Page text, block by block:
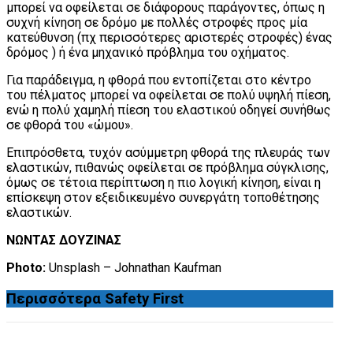
μπορεί να οφείλεται σε διάφορους παράγοντες, όπως η
συχνή κίνηση σε δρόμο με πολλές στροφές προς μία
κατεύθυνση (πχ περισσότερες αριστερές στροφές) ένας
δρόμος ) ή ένα μηχανικό πρόβλημα του οχήματος.
Για παράδειγμα, η φθορά που εντοπίζεται στο κέντρο
του πέλματος μπορεί να οφείλεται σε πολύ υψηλή πίεση,
ενώ η πολύ χαμηλή πίεση του ελαστικού οδηγεί συνήθως
σε φθορά του «ώμου».
Επιπρόσθετα, τυχόν ασύμμετρη φθορά της πλευράς των
ελαστικών, πιθανώς οφείλεται σε πρόβλημα σύγκλισης,
όμως σε τέτοια περίπτωση η πιο λογική κίνηση, είναι η
επίσκεψη στον εξειδικευμένο συνεργάτη τοποθέτησης
ελαστικών.
ΝΩΝΤΑΣ ΔΟΥΖΙΝΑΣ
Photo: Unsplash – Johnathan Kaufman
Περισσότερα Safety First